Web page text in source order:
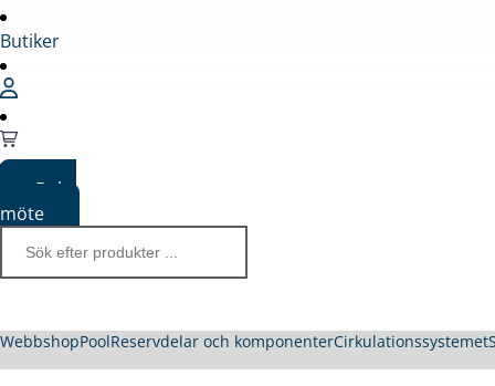
Butiker
Boka
möte
WebbshopPoolReservdelar och komponenterCirkulationssystemet